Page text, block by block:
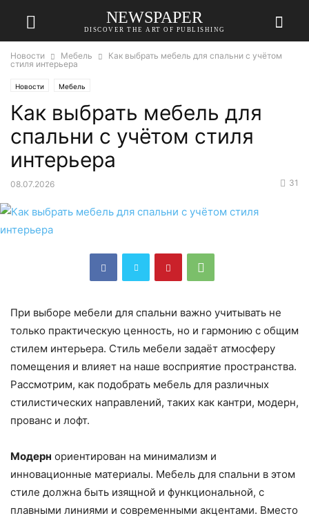
NEWSPAPER
DISCOVER THE ART OF PUBLISHING
Новости Мебель
Как выбрать мебель для спальни с учётом
стиля интерьера
Новости Мебель
Как выбрать мебель для
спальни с учётом стиля
интерьера
08.07.2026 31
При выборе мебели для спальни важно учитывать не
только практическую ценность, но и гармонию с общим
стилем интерьера. Стиль мебели задаёт атмосферу
помещения и влияет на наше восприятие пространства.
Рассмотрим, как подобрать мебель для различных
стилистических направлений, таких как кантри, модерн,
прованс и лофт.
Модерн ориентирован на минимализм и
инновационные материалы. Мебель для спальни в этом
стиле должна быть изящной и функциональной, с
плавными линиями и современными акцентами. Вместо